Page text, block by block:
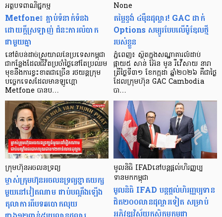
អត្ថបទពាណិជ្ជកម្ម
Metfone៖ ភ្ជាប់ទំនាក់ទំនង
ដោយក្តីស្រឡាញ់ ជំនះការលំបាក
ជាមួយគ្នា
នៅតំបន់ដាច់ស្រយាលនៃប្រទេសកម្ពុជា
ជាកន្លែងដែលជីវិតប្រចាំថ្ងៃនៅតែប្រឈម
មុខនឹងការខ្វះខាតជាច្រើន រថយន្តក្រុម
បច្ចេកទេសដែលមានឡូហ្គោ
Metfone បានប…
None
តម្លៃខ្ទង់ ៤ម៉ឺនដុល្លារ! GAC ដាក់
Options សម្បូរបែបលើម៉ូឌែលថ្មី
របស់ខ្លួន
ភ្នំពេញ៖ ស្ថិតក្នុងសណ្ឋាគារលំដាប់
ផ្កាយ៥ សាន់ អ៊ែន​ មូន រីវើសាយ នារា
ត្រីថ្ងៃទី៣១ ខែកក្កដា ឆ្នាំ២០២៦ គឺជាថ្ងៃ
ដែលក្រុមហ៊ុន GAC Cambodia
បា…
ក្រុមហ៊ុនអចលនទ្រព្យ
ម្ចាស់ក្រុមហ៊ុនអចលនទ្រព្យខ្នាតយក្ស
មួយនៅវៀតណាម ជាប់បណ្ដឹងឡើង
តុលាការពីបទឆបោកលុយ
មូលនិធិ IFADនៅបន្តផ្ដល់ហិរញ្ញប្ប
ទានមកកម្ពុជា
មូលនិធិ IFAD បន្តផ្ដល់ហិរញ្ញប្បទាន
ជិត២០០លានដុល្លារទៀត សម្រាប់
អភិវឌ្ឍវិស័យកសិកម្មកម្ពុជា